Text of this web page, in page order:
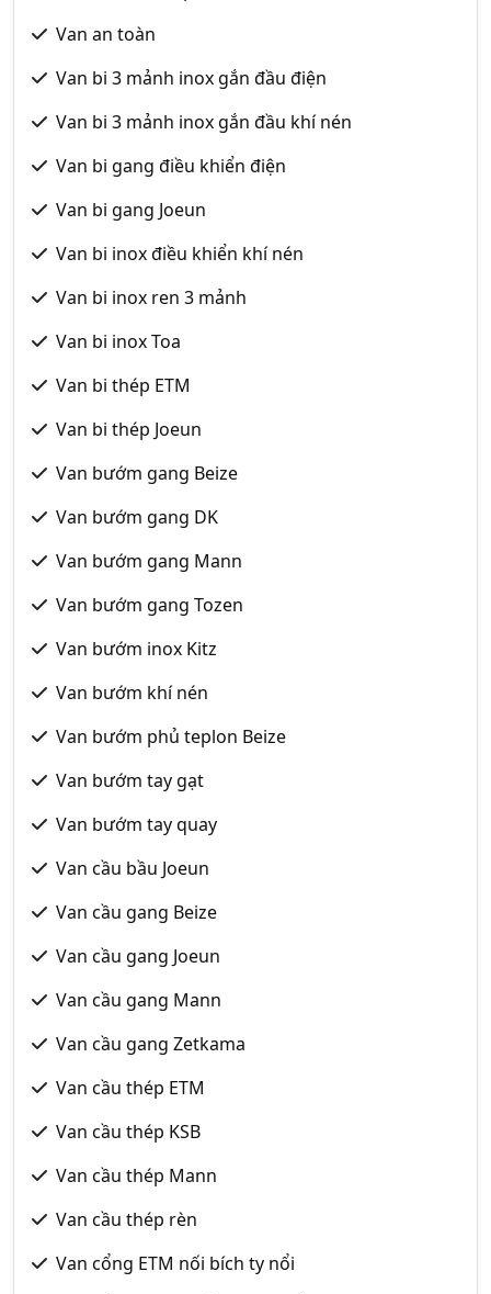
Van an toàn
Van bi 3 mảnh inox gắn đầu điện
Van bi 3 mảnh inox gắn đầu khí nén
Van bi gang điều khiển điện
Van bi gang Joeun
Van bi inox điều khiển khí nén
Van bi inox ren 3 mảnh
Van bi inox Toa
Van bi thép ETM
Van bi thép Joeun
Van bướm gang Beize
Van bướm gang DK
Van bướm gang Mann
Van bướm gang Tozen
Van bướm inox Kitz
Van bướm khí nén
Van bướm phủ teplon Beize
Van bướm tay gạt
Van bướm tay quay
Van cầu bầu Joeun
Van cầu gang Beize
Van cầu gang Joeun
Van cầu gang Mann
Van cầu gang Zetkama
Van cầu thép ETM
Van cầu thép KSB
Van cầu thép Mann
Van cầu thép rèn
Van cổng ETM nối bích ty nổi